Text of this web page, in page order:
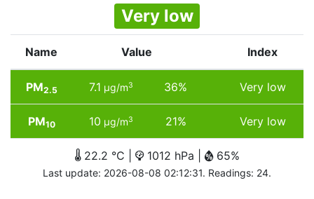
Very low
Name Value Index
PM2.5 7.1 µg/m3 36% Very low
PM10 10 µg/m3 21% Very low
22.2 °C | 1012 hPa | 65%
Last update: 2026-08-08 02:12:31. Readings: 24.